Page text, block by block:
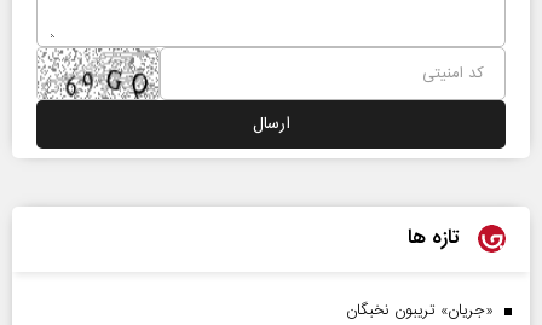
تازه ها
«جریان» تریبون نخبگان